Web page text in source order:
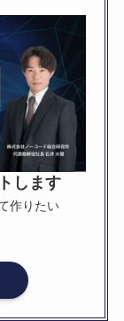
します
作りたい